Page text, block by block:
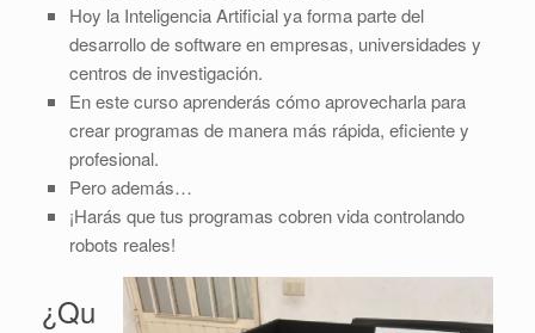
Hoy la Inteligencia Artificial ya forma parte del
desarrollo de software en empresas, universidades y
centros de investigación.
En este curso aprenderás cómo aprovecharla para
crear programas de manera más rápida, eficiente y
profesional.
Pero además…
¡Harás que tus programas cobren vida controlando
robots reales!
¿Qu